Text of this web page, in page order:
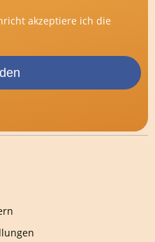
akzeptiere ich die